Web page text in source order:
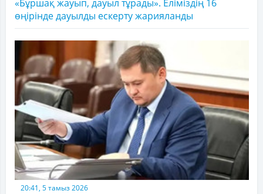
«Бұршақ жауып, дауыл тұрады». Еліміздің 16
өңірінде дауылды ескерту жарияланды
20:41, 5 тамыз 2026